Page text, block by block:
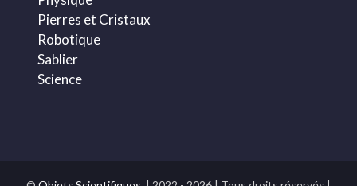
Pierres et Cristaux
Robotique
Sablier
Science